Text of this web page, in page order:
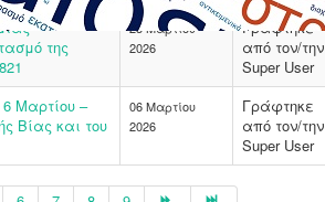
της
23 Μαρτίου
2026
Γράφτηκε
από τον/την
Super User
Μαρτίου –
Βίας και του
06 Μαρτίου
2026
Γράφτηκε
από τον/την
Super User